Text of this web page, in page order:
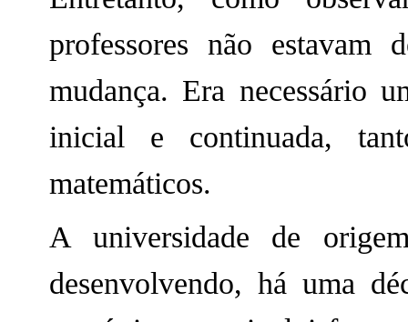
professores não estavam
mudança. Era necessário
inicial e continuada,
matemáticos.
A universidade de
desenvolvendo, há uma